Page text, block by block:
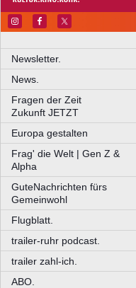
Newsletter.
News.
Fragen der Zeit
Zukunft JETZT
Europa gestalten
Frag' die Welt | Gen Z &
Alpha
GuteNachrichten fürs
Gemeinwohl
Flugblatt.
trailer-ruhr podcast.
trailer zahl-ich.
ABO.